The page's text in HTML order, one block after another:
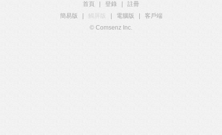
首頁 登錄
註冊
簡易版
觸屏版 電腦版
客戶端
© Comsenz Inc.